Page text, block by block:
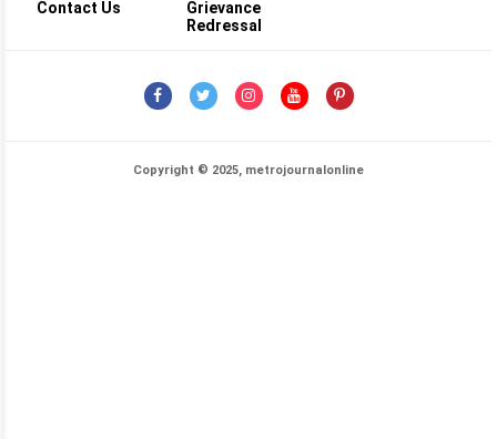
Contact Us
Grievance
Redressal
Copyright © 2025, metrojournalonline